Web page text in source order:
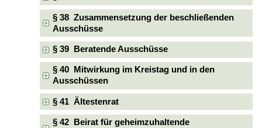
§ 38 Zusammensetzung der beschließenden
Ausschüsse
§ 39 Beratende Ausschüsse
§ 40 Mitwirkung im Kreistag und in den
Ausschüssen
§ 41 Ältestenrat
§ 42 Beirat für geheimzuhaltende